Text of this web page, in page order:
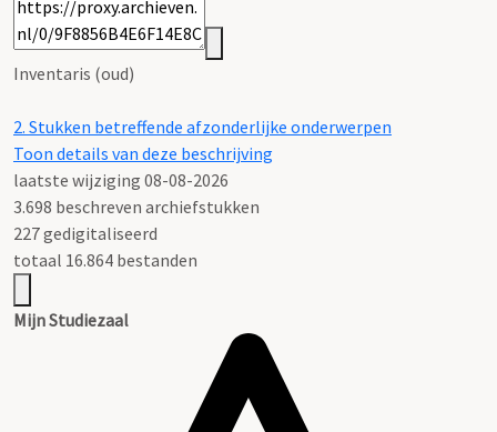
Inventaris (oud)
2. Stukken betreffende afzonderlijke onderwerpen
Toon details van deze beschrijving
laatste wijziging 08-08-2026
3.698 beschreven archiefstukken
227 gedigitaliseerd
totaal 16.864 bestanden
Mijn Studiezaal